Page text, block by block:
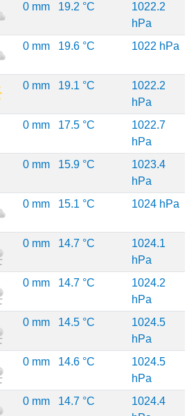
0 mm 19.2 °C
1022.2
hPa
0 mm 19.6 °C 1022 hPa
0 mm 19.1 °C
1022.2
hPa
0 mm 17.5 °C
1022.7
hPa
0 mm 15.9 °C
1023.4
hPa
0 mm 15.1 °C 1024 hPa
0 mm 14.7 °C
1024.1
hPa
0 mm 14.7 °C
1024.2
hPa
0 mm 14.5 °C
1024.5
hPa
0 mm 14.6 °C
1024.5
hPa
0 mm 14.7 °C
1024.4